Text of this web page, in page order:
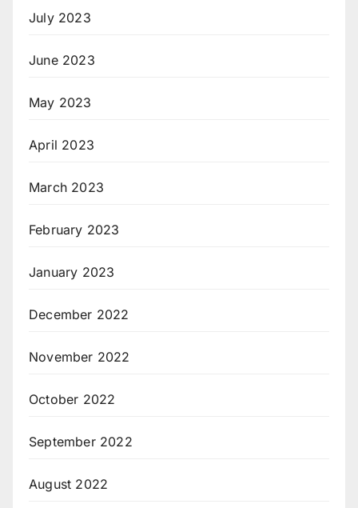
July 2023
June 2023
May 2023
April 2023
March 2023
February 2023
January 2023
December 2022
November 2022
October 2022
September 2022
August 2022